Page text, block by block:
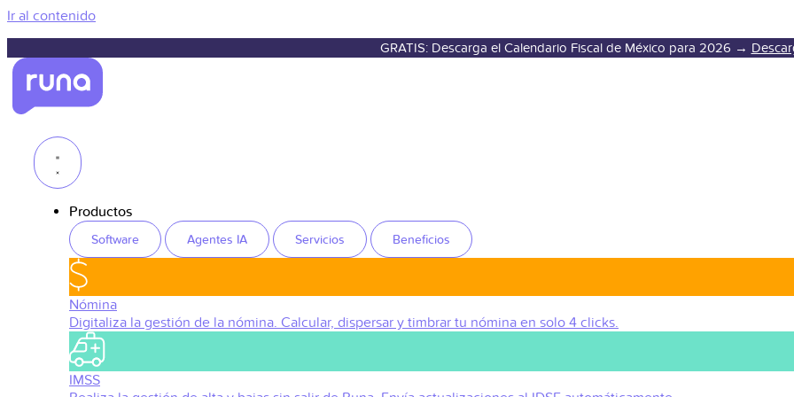
Ir al contenido
GRATIS: Descarga el Calendario Fiscal de México para 2026 →
Productos
Software Agentes IA Servicios Beneficios
Nómina
Digitaliza la gestión de la nómina. Calcular, dispersar y timbrar tu nómina en solo 4 clicks.
IMSS